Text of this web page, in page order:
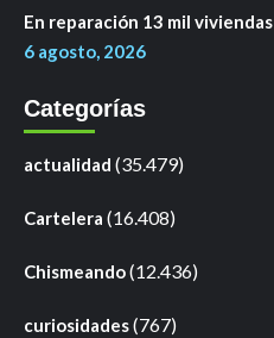
En reparación 13 mil viviendas
6 agosto, 2026
Categorías
actualidad (35.479)
Cartelera (16.408)
Chismeando(12.436)
curiosidades(767)